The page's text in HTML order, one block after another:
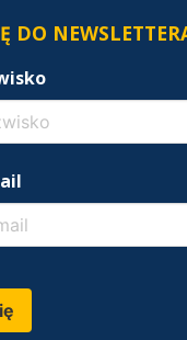
DO